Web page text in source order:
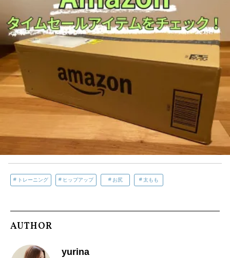
トレーニング ヒップアップ お尻 太もも
AUTHOR
yurina